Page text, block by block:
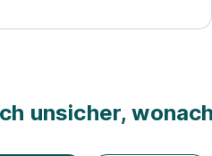
unsicher,